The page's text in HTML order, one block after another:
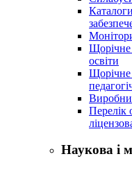
Щорічне
освіти
Щорічне
Перелік
Наукова і